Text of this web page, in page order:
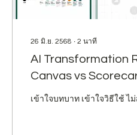
26 มิ.ย. 2568 ∙ 2 นาที
AI Transformation
Canvas vs
ต่าง ใช้งานให้ถูกทาง
เข้าใจบทบาท เข้าใจวิธีใช้ ไ